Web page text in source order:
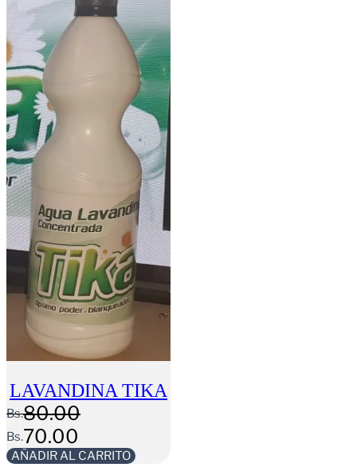
LAVANDINA TIKA
Bs.80.00
El
precio
original
Bs.70.00
El
precio
AÑADIR AL CARRITO